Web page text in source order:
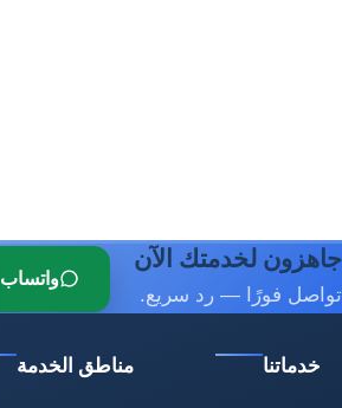
جاهزون لخدمتك الآن
تواصل فورًا — رد سريع.
واتساب
خدماتنا مناطق الخدمة